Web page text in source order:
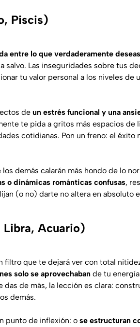
Piscis)
entre lo que verdaderamente
salvo. Las inseguridades sobre tus
tu valor personal a los niveles de
de un estrés funcional y una
te pida a gritos más espacios de
cotidianas. Pon un freno: el éxito
demás calarán más hondo de lo
o dinámicas románticas confusas,
(o no) darte no altera en absoluto
Acuario)
filtro que te dejará ver con total
solo se aprovechaban de tu
das de más, la lección es clara:
demás.
punto de inflexión: o se estructuran